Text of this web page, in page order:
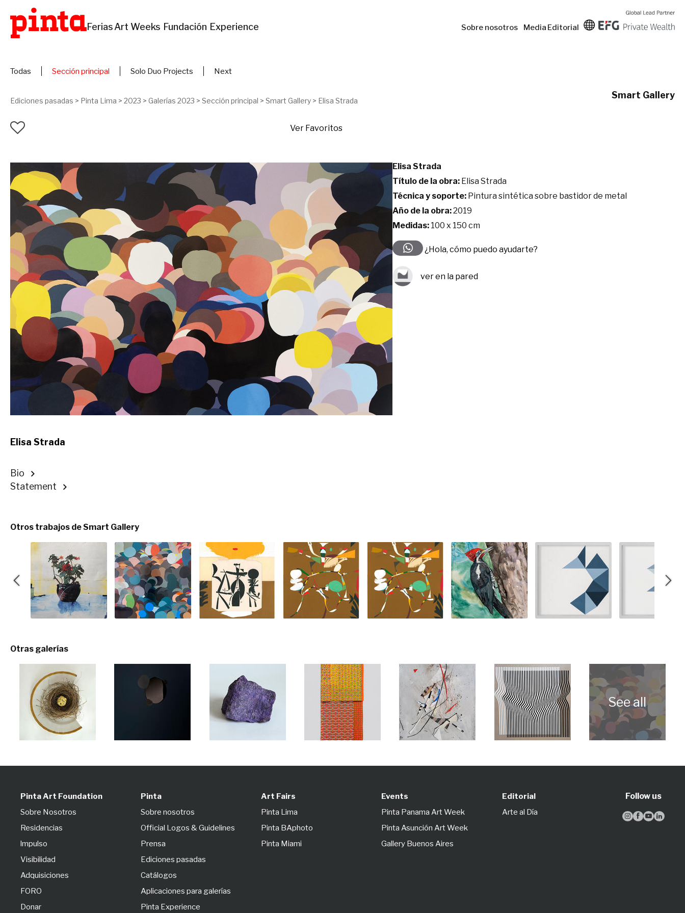
FeriasArt Weeks Fundación Experience Sobre nosotros Media Editorial
Todas Sección principal Solo Duo Projects Next
Ediciones pasadas > Pinta Lima > 2023 > Galerías 2023 > Sección principal > Smart Gallery > Elisa Strada
Smart Gallery
Ver Favoritos
Elisa Strada
Bio
Statement
Elisa Strada
Título de la obra: Elisa Strada
Técnica y soporte: Pintura sintética sobre bastidor de metal
Año de la obra:2019
Medidas: 100 x 150 cm
¿Hola, cómo puedo ayudarte?
ver en la pared
Otros trabajos de Smart Gallery
Otras galerías
Pinta Art Foundation
Sobre Nosotros
Residencias
lmpulso
Visibilidad
Adquisiciones
FORO
Donar
Pinta
Sobre nosotros
Official Logos & Guidelines
Prensa
Ediciones pasadas
Catálogos
Aplicaciones para galerías
Pinta Experience
Art Fairs
Pinta Lima
Pinta BAphoto
Pinta Miami
Events
Pinta Panama Art Week
Pinta Asunción Art Week
Gallery Buenos Aires
Editorial
Arte al Día
Follow us
   